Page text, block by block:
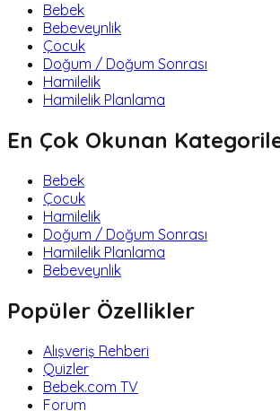
Bebek
Bebeveynlik
Çocuk
Doğum / Doğum Sonrası
Hamilelik
Hamilelik Planlama
En Çok Okunan
Bebek
Çocuk
Hamilelik
Doğum / Doğum Sonrası
Hamilelik Planlama
Bebeveynlik
Popüler Özellikler
Alışveriş Rehberi
Quizler
Bebek.com TV
Forum